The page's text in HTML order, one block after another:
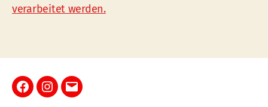
verarbeitet werden.
Facebook
Instagram
E-